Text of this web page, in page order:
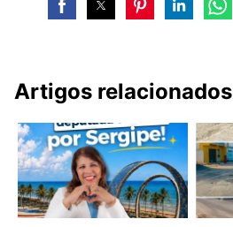
Artigos relacionados